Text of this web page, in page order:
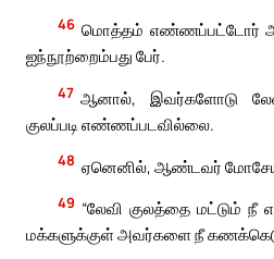
46 மொத்தம் எண்ணப்பட்டோர்
ஐந்நூற்றைம்பது பேர்.
47 ஆனால், இவர்களோடு
குலப்படி எண்ணப்படவில்லை.
48 ஏனெனில், ஆண்டவர்
49 “லேவி குலத்தை
மக்களுக்குள் அவர்களை நீ